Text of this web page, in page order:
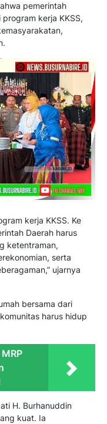
pemerintah
kerja KKSS,
kerja KKSS. Ke
Daerah harus
ketentraman,
serta
ujarnya
bersama dari
harus hidup
H. Burhanuddin
kuat. Ia